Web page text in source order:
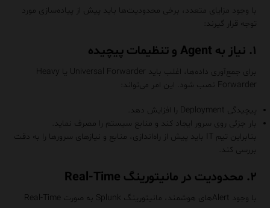
با وجود مزایای متعدد، برخی محدودیت‌ها باید پیش از پیاده‌سازی مورد
توجه قرار گیرند:
۱. نیاز به Agent و تنظیمات پیچیده
برای جمع‌آوری داده‌ها، اغلب باید Universal Forwarder یا Heavy
Forwarder نصب شود. این امر می‌تواند:
پیچیدگی Deployment را افزایش دهد.
بار جزئی روی سرور ایجاد کند و منابع سیستم را مصرف نماید.
بنابراین تیم IT باید پیش از راه‌اندازی، منابع و نیازهای سرورها را به دقت
بررسی کند.
۲. محدودیت در مانیتورینگ Real-Time
با وجود Alertهای هوشمند، مانیتورینگ Splunk به صورت Real-Time